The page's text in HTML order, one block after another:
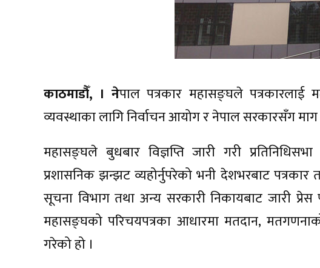
काठमाडौँ, । नेपाल पत्रकार महासङ्घले पत्रकारलाई
व्यवस्थाका लागि निर्वाचन आयोग र नेपाल सरकारसँग
महासङ्घले बुधबार विज्ञप्ति जारी गरी
प्रशासनिक झन्झट व्यहोर्नुपरेको भनी देशभरबाट
सूचना विभाग तथा अन्य सरकारी निकायबाट जारी प्रेस
महासङ्घको परिचयपत्रका आधारमा मतदान,
गरेको हो ।